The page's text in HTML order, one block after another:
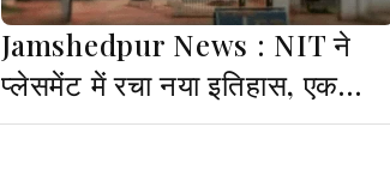
Jamshedpur News : NIT ने
प्लेसमेंट में रचा नया इतिहास, एक
छात्र को मिला 94.25 लाख का पैकेज